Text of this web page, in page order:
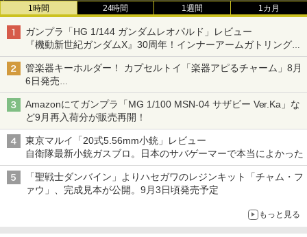
1時間 24時間 1週間 1カ月
ガンプラ「HG 1/144 ガンダムレオパルド」レビュー
『機動新世紀ガンダムX』30周年！インナーアームガトリングの
変形機構まで再現し最新フォーマットでキット化！
管楽器キーホルダー！ カプセルトイ「楽器アピるチャーム」8月
6日発売
チューバ、テナサクなど5種各3色
Amazonにてガンプラ「MG 1/100 MSN-04 サザビー Ver.Ka」な
ど9月再入荷分が販売再開！
東京マルイ「20式5.56mm小銃」レビュー
自衛隊最新小銃ガスブロ。日本のサバゲーマーで本当によかった
「聖戦士ダンバイン」よりハセガワのレジンキット「チャム・フ
ァウ」、完成見本が公開。9月3日頃発売予定
もっと見る